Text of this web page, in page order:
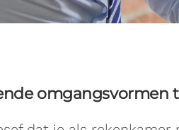
omgangsvormen